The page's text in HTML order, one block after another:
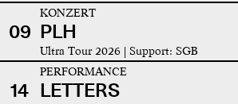
09
KONZERT
PLH
Ultra Tour 2026 | Support: SGB
14
PERFORMANCE
LETTERS